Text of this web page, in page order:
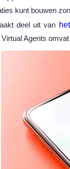
kunt bouwen
deel uit van
Agents omvat